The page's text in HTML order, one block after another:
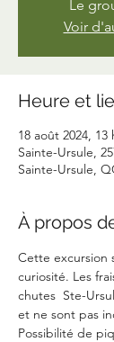
Le
Voir
Heure et
18 août 2024, 13
Sainte-Ursule,
Sainte-Ursule,
À propos
Cette excursion
curiosité. Les
chutes  Ste-
et ne sont pas
Possibilité de